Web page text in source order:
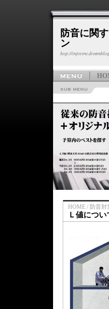
防音に関
ン
http://
HOME / 防音対
Ｌ値につ